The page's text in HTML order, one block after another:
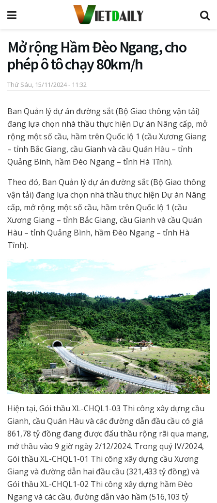
Mở rộng Hầm Đèo Ngang, cho
phép ô tô chạy 80km/h
Thứ Sáu, 15/11/2024 - 11:32
Ban Quản lý dự án đường sắt (Bộ Giao thông vận tải)
đang lựa chọn nhà thầu thực hiện Dự án Nâng cấp, mở
rộng một số cầu, hầm trên Quốc lộ 1 (cầu Xương Giang
– tỉnh Bắc Giang, cầu Gianh và cầu Quán Hàu – tỉnh
Quảng Bình, hầm Đèo Ngang – tỉnh Hà Tĩnh).
Theo đó, Ban Quản lý dự án đường sắt (Bộ Giao thông
vận tải) đang lựa chọn nhà thầu thực hiện Dự án Nâng
cấp, mở rộng một số cầu, hầm trên Quốc lộ 1 (cầu
Xương Giang – tỉnh Bắc Giang, cầu Gianh và cầu Quán
Hàu – tỉnh Quảng Bình, hầm Đèo Ngang – tỉnh Hà
Tĩnh).
Hiện tại, Gói thầu XL-CHQL1-03 Thi công xây dựng cầu
Gianh, cầu Quán Hàu và các đường dẫn đầu cầu có giá
861,78 tỷ đồng đang được đấu thầu rộng rãi qua mạng,
mở thầu vào 9 giờ ngày 2/12/2024. Trong quý IV/2024,
Gói thầu XL-CHQL1-01 Thi công xây dựng cầu Xương
Giang và đường dẫn hai đầu cầu (321,433 tỷ đồng) và
Gói thầu XL-CHQL1-02 Thi công xây dựng hầm Đèo
Ngang và các cầu, đường dẫn vào hầm (516,103 tỷ